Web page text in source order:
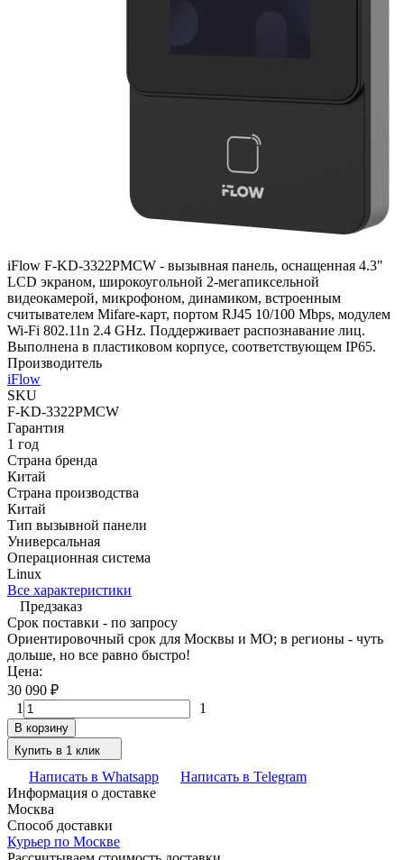
iFlow F-KD-3322PMCW - вызывная панель, оснащенная 4.3"
LCD экраном, широкоугольной 2-мегапиксельной
видеокамерой, микрофоном, динамиком, встроенным
считывателем Mifare-карт, портом RJ45 10/100 Mbps, модулем
Wi-Fi 802.11n 2.4 GHz. Поддерживает распознавание лиц.
Выполнена в пластиковом корпусе, соответствующем IP65.
Производитель
iFlow
SKU
F-KD-3322PMCW
Гарантия
1 год
Страна бренда
Китай
Страна производства
Китай
Тип вызывной панели
Универсальная
Операционная система
Linux
Все характеристики
Предзаказ
Срок поставки - по запросу
Ориентировочный срок для Москвы и МО; в регионы - чуть
дольше, но все равно быстро!
Цена:
30 090 ₽
1
1
В корзину
Купить в 1 клик
Написать в Whatsapp
Написать в Telegram
Информация о доставке
Москва
Способ доставки
Курьер по Москве